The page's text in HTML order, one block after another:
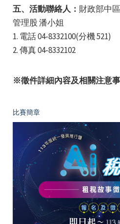
五、活動聯絡人： 財政部中
管理股 潘小姐
1. 電話 04-8332100(分機 521)
2. 傳真 04-8332102
※徵件詳細內容及相關注意
比賽簡章